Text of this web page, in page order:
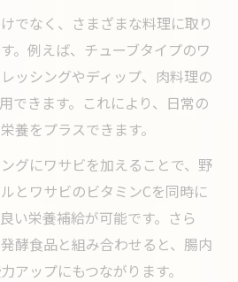
でなく、さまざまな料理に取り
。例えば、チューブタイプのワ
ッシングやディップ、肉料理の
できます。これにより、日常の
養をプラスできます。
グにワサビを加えることで、野
とワサビのビタミンCを同時に
い栄養補給が可能です。さら
酵食品と組み合わせると、腸内
アップにもつながります。